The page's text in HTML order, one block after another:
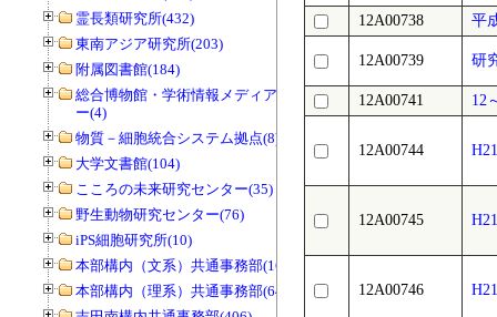
霊長類研究所(432)
東南アジア研究所(203)
附属図書館(184)
総合博物館・学術情報メディアセンタ
ー(4)
物質－細胞統合システム拠点(8)
大学文書館(104)
こころの未来研究センター(35)
野生動物研究センター(76)
iPS細胞研究所(10)
本部構内（文系）共通事務部(165)
本部構内（理系）共通事務部(646)
12A00738 平
12A00739 研
12A00741 12
12A00744
12A00745
12A00746